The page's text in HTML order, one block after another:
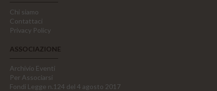
Chi siamo
Contattaci
Privacy Policy
ASSOCIAZIONE
Archivio Eventi
Per Associarsi
Fondi Legge n.124 del 4 agosto 2017